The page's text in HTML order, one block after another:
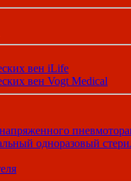
вен iLife
вен Vogt Medical
одноразовый